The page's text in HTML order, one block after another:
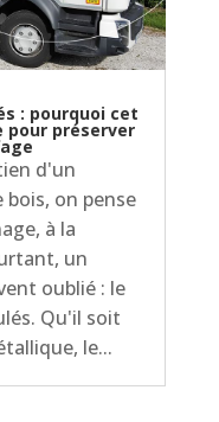
: pourquoi cet
pour préserver
d'un
on pense
à la
un
oublié : le
Qu'il soit
le...